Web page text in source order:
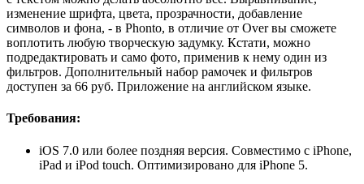
изменение шрифта, цвета, прозрачности, добавление
символов и фона, - в Phonto, в отличие от Over вы сможете
воплотить любую творческую задумку. Кстати, можно
подредактировать и само фото, применив к нему один из
фильтров. Дополнительный набор рамочек и фильтров
доступен за 66 руб. Приложение на английском языке.
Требования:
iOS 7.0 или более поздняя версия. Совместимо с iPhone,
iPad и iPod touch. Оптимизировано для iPhone 5.